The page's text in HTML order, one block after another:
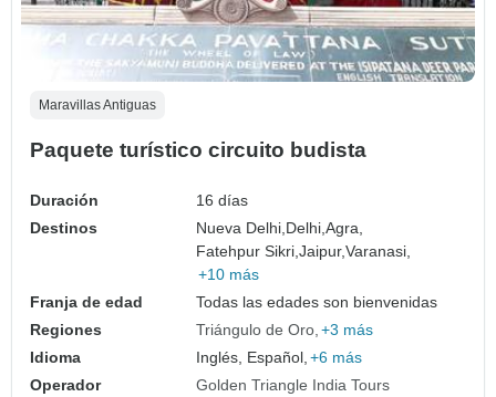
Maravillas Antiguas
Paquete turístico circuito budista
Duración
16 días
Destinos
Nueva Delhi, Delhi,Agra,
Fatehpur Sikri,Jaipur,Varanasi,
+10 más
Franja de edad
Todas las edades son bienvenidas
Regiones
Triángulo de Oro +3 más
Idioma
Inglés, Español, +6 más
Operador
Golden Triangle India Tours